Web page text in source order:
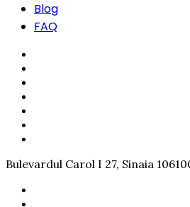
Blog
FAQ
Bulevardul Carol I 27, Sinaia